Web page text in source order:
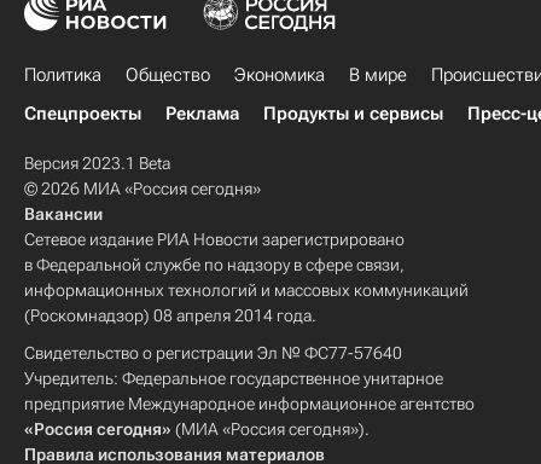
Политика Общество Экономика В мире
Спецпроекты
Реклама Продукты и сервисы Пресс-
Версия 2023.1 Beta
© 2026 МИА «Россия сегодня»
Вакансии
Сетевое издание РИА Новости зарегистрировано
в Федеральной службе по надзору в сфере связи,
информационных технологий и массовых коммуникаций
(Роскомнадзор) 08 апреля 2014 года.
Свидетельство о регистрации Эл № ФС77-57640
Учредитель: Федеральное государственное унитарное
предприятие Международное информационное агентство
«Россия сегодня» (МИА «Россия сегодня»).
Правила использования материалов